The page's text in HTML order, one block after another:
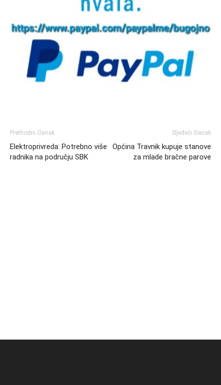
Prethodni članak
Elektroprivreda: Potrebno više
radnika na području SBK
Sljedeći članak
Općina Travnik kupuje stanove
za mlade bračne parove